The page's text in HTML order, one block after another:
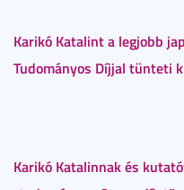
Karikó Katalint a legjobb
Tudományos Díjjal tünteti
Karikó Katalinnak és